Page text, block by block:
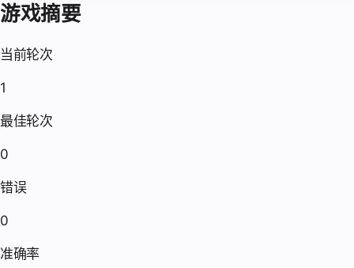
游戏摘要
当前轮次
1
最佳轮次
0
错误
0
准确率